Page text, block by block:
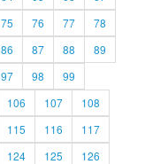
75 76 77
78
86 87 88
89
97 98
99
106 107
108
115 116
117
124 125
126